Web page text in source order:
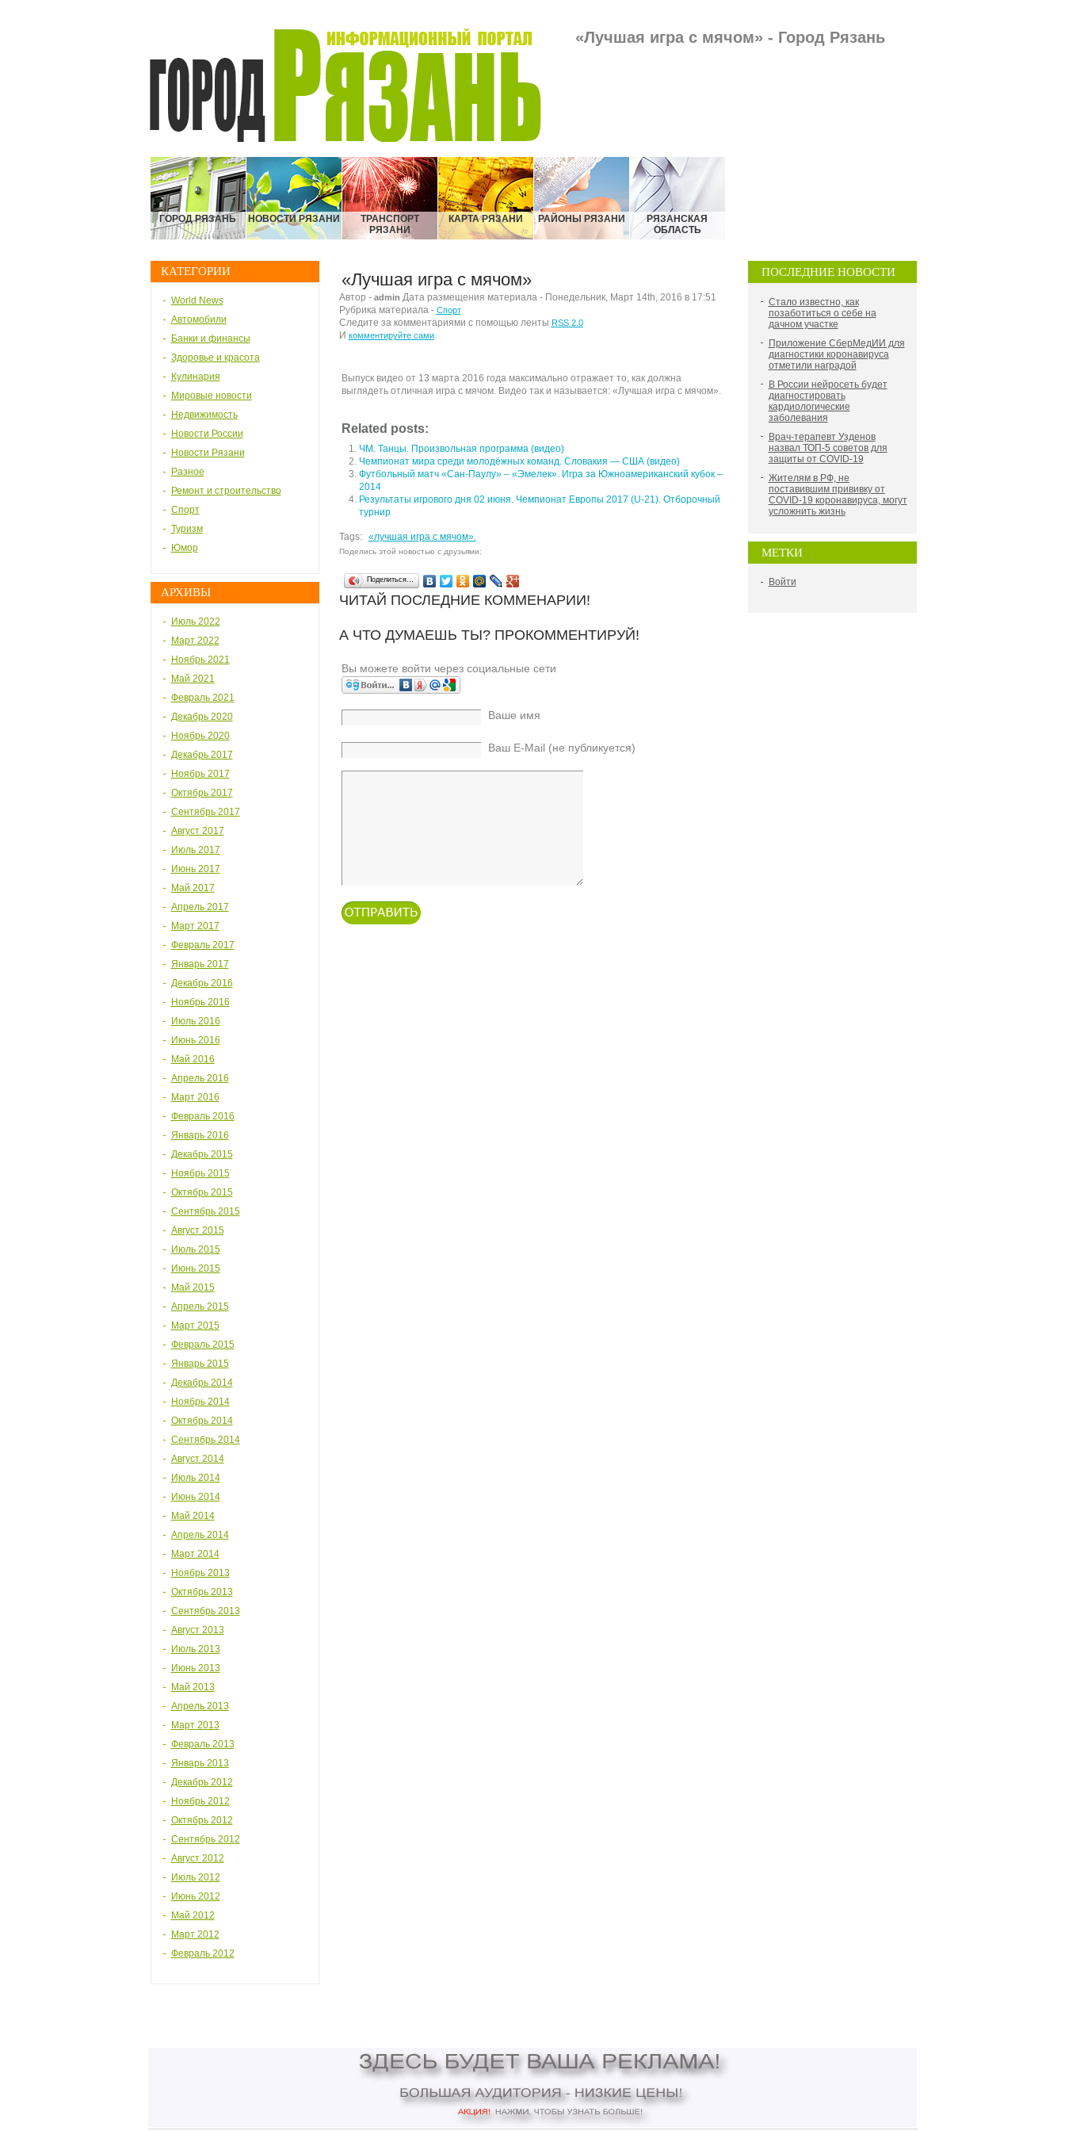
«Лучшая игра с мячом» - Город Рязань
ГОРОД РЯЗАНЬ НОВОСТИ РЯЗАНИ
ТРАНСПОРТ
РЯЗАНИ
КАРТА РЯЗАНИ РАЙОНЫ РЯЗАНИ
РЯЗАНСКАЯ
ОБЛАСТЬ
КАТЕГОРИИ
World News
Автомобили
Банки и финансы
Здоровье и красота
Кулинария
Мировые новости
Недвижимость
Новости России
Новости Рязани
Разное
Ремонт и строительство
Спорт
Туризм
Юмор
АРХИВЫ
Июль 2022
Март 2022
Ноябрь 2021
Май 2021
Февраль 2021
Декабрь 2020
Ноябрь 2020
Декабрь 2017
Ноябрь 2017
Октябрь 2017
Сентябрь 2017
Август 2017
Июль 2017
Июнь 2017
Май 2017
Апрель 2017
Март 2017
Февраль 2017
Январь 2017
Декабрь 2016
Ноябрь 2016
Июль 2016
Июнь 2016
Май 2016
Апрель 2016
Март 2016
Февраль 2016
Январь 2016
Декабрь 2015
Ноябрь 2015
Октябрь 2015
Сентябрь 2015
Август 2015
Июль 2015
Июнь 2015
Май 2015
Апрель 2015
Март 2015
Февраль 2015
Январь 2015
Декабрь 2014
Ноябрь 2014
Октябрь 2014
Сентябрь 2014
Август 2014
Июль 2014
Июнь 2014
Май 2014
Апрель 2014
Март 2014
Ноябрь 2013
Октябрь 2013
Сентябрь 2013
Август 2013
Июль 2013
Июнь 2013
Май 2013
Апрель 2013
Март 2013
Февраль 2013
Январь 2013
Декабрь 2012
Ноябрь 2012
Октябрь 2012
Сентябрь 2012
Август 2012
Июль 2012
Июнь 2012
Май 2012
Март 2012
Февраль 2012
ПОСЛЕДНИЕ НОВОСТИ
Стало известно, как
позаботиться о себе на
дачном участке
Приложение СберМедИИ для
диагностики коронавируса
отметили наградой
В России нейросеть будет
диагностировать
кардиологические
заболевания
Врач-терапевт Узденов
назвал ТОП-5 советов для
защиты от COVID-19
Жителям в РФ, не
поставившим прививку от
COVID-19 коронавируса, могут
усложнить жизнь
МЕТКИ
Войти
«Лучшая игра с мячом»
Автор - admin Дата размещения материала - Понедельник, Март 14th, 2016 в 17:51
Рубрика материала - Спорт
Следите за комментариями с помощью ленты RSS 2.0
И комментируйте сами
Выпуск видео от 13 марта 2016 года максимально отражает то, как должна
выглядеть отличная игра с мячом. Видео так и называется: «Лучшая игра с мячом».
Related posts:
ЧМ. Танцы. Произвольная программа (видео)
Чемпионат мира среди молодёжных команд. Словакия — США (видео)
Футбольный матч «Сан-Паулу» – «Эмелек». Игра за Южноамериканский кубок –
2014
Результаты игрового дня 02 июня. Чемпионат Европы 2017 (U-21). Отборочный
турнир
Tags: «лучшая игра с мячом».
Поделись этой новостью с друзьями:
Поделиться…
ЧИТАЙ ПОСЛЕДНИЕ КОММЕНАРИИ!
А ЧТО ДУМАЕШЬ ТЫ? ПРОКОММЕНТИРУЙ!
Вы можете войти через социальные сети
Ваше имя
Ваш E-Mail (не публикуется)